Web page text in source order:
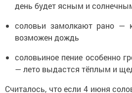
день будет ясным и
соловьи замолкают рано —
возможен дождь
соловьиное пение особенно
— лето выдастся тёплым и
Считалось, что если 4 июня